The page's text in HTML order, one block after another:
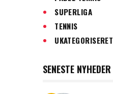
SUPERLIGA
TENNIS
UKATEGORISERET
SENESTE NYHEDER